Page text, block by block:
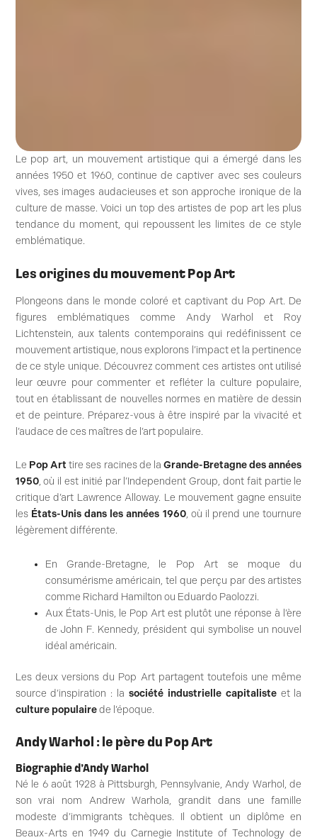
Le pop art, un mouvement artistique qui a émergé dans les
années 1950 et 1960, continue de captiver avec ses couleurs
vives, ses images audacieuses et son approche ironique de la
culture de masse. Voici un top des artistes de pop art les plus
tendance du moment, qui repoussent les limites de ce style
emblématique.
Les origines du mouvement Pop Art
Plongeons dans le monde coloré et captivant du Pop Art. De
figures emblématiques comme Andy Warhol et Roy
Lichtenstein, aux talents contemporains qui redéfinissent ce
mouvement artistique, nous explorons l’impact et la pertinence
de ce style unique. Découvrez comment ces artistes ont utilisé
leur œuvre pour commenter et refléter la culture populaire,
tout en établissant de nouvelles normes en matière de dessin
et de peinture. Préparez-vous à être inspiré par la vivacité et
l’audace de ces maîtres de l’art populaire.
Le Pop Art tire ses racines de laGrande-Bretagne des années
1950, où il est initié par l’Independent Group, dont fait partie le
critique d’art Lawrence Alloway. Le mouvement gagne ensuite
les États-Unis dans les années 1960, où il prend une tournure
légèrement différente.
En Grande-Bretagne, le Pop Art se moque du
consumérisme américain, tel que perçu par des artistes
comme Richard Hamilton ou Eduardo Paolozzi.
Aux États-Unis, le Pop Art est plutôt une réponse à l’ère
de John F. Kennedy, président qui symbolise un nouvel
idéal américain.
Les deux versions du Pop Art partagent toutefois une même
source d’inspiration : la société industrielle capitalisteet la
culture populairede l’époque.
Andy Warhol : le père du Pop Art
Biographie d’Andy Warhol
Né le 6 août 1928 à Pittsburgh, Pennsylvanie, Andy Warhol, de
son vrai nom Andrew Warhola, grandit dans une famille
modeste d’immigrants tchèques. Il obtient un diplôme en
Beaux-Arts en 1949 du Carnegie Institute of Technology de